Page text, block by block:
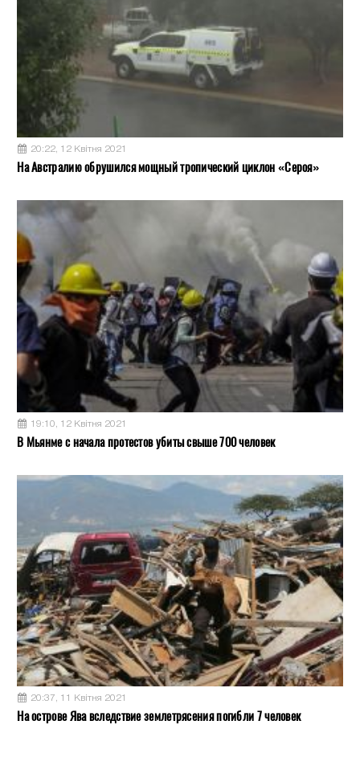
20:22, 12 Квітня 2021
На Австралию обрушился мощный тропический циклон «Сероя»
19:10, 12 Квітня 2021
В Мьянме с начала протестов убиты свыше 700 человек
20:37, 11 Квітня 2021
На острове Ява вследствие землетрясения погибли 7 человек